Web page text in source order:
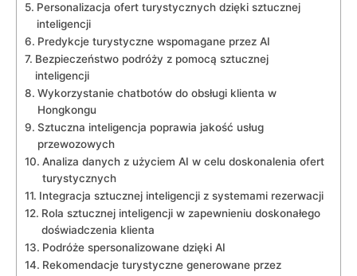
Personalizacja ofert turystycznych dzięki sztucznej
inteligencji
Predykcje turystyczne wspomagane przez AI
Bezpieczeństwo ⁢podróży z pomocą sztucznej
‌inteligencji
Wykorzystanie chatbotów ​do obsługi klienta w
Hongkongu
Sztuczna inteligencja poprawia jakość usług
przewozowych
Analiza danych z użyciem AI w celu doskonalenia ofert
‌turystycznych
Integracja sztucznej inteligencji‌ z systemami rezerwacji
Rola sztucznej inteligencji ‌w zapewnieniu doskonałego
doświadczenia klienta
Podróże spersonalizowane dzięki AI
Rekomendacje turystyczne generowane przez